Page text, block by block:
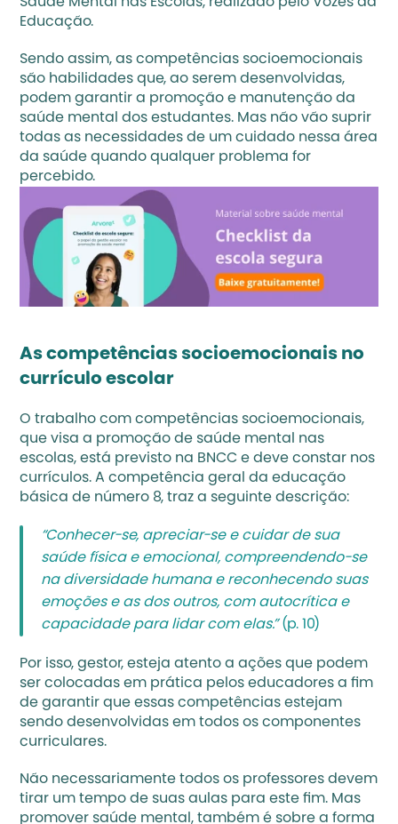
Educação.
Sendo assim, as competências socioemocionais
são habilidades que, ao serem desenvolvidas,
podem garantir a promoção e manutenção da
saúde mental dos estudantes. Mas não vão suprir
todas as necessidades de um cuidado nessa área
da saúde quando qualquer problema for
percebido.
As competências socioemocionais no
currículo escolar
O trabalho com competências socioemocionais,
que visa a promoção de saúde mental nas
escolas, está previsto na BNCC
currículos. A competência geral da educação
básica de número 8, traz a seguinte descrição:
“Conhecer-se, apreciar-se e cuidar de sua
saúde física e emocional, compreendendo-se
na diversidade humana e reconhecendo suas
emoções e as dos outros, com autocrítica e
capacidade para lidar com elas.” (p. 10)
Por isso, gestor, esteja atento a ações que podem
ser colocadas em prática pelos educadores a fim
de garantir que essas competências estejam
sendo desenvolvidas em todos os componentes
curriculares.
Não necessariamente todos os professores devem
tirar um tempo de suas aulas para este fim. Mas
promover saúde mental, também é sobre a forma